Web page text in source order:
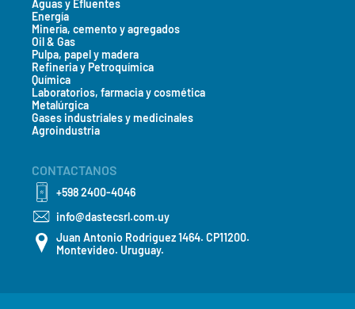
País*
Mensaje*
Aguas y Efluentes
Energía
Minería, cemento y agregados
Oil & Gas
Pulpa, papel y madera
Refineria y Petroquímica
Química
Laboratorios, farmacia y cosmética
Metalúrgica
Gases industriales y medicinales
Agroindustria
CONTACTANOS
+598 2400-4046
info@dastecsrl.com.uy
Juan Antonio Rodriguez 1464. CP11200.
Montevideo. Uruguay.